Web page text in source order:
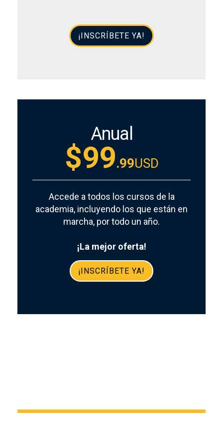
¡INSCRÍBETE YA!
Anual
$99.99USD
Accede a todos los cursos de la
academia, incluyendo los que están en
marcha, por todo un año.
¡La mejor oferta!
¡INSCRÍBETE YA!